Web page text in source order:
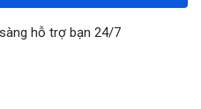
hỗ trợ bạn 24/7